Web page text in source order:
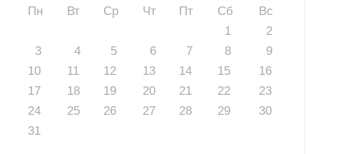
Пн Вт Ср Чт Пт Сб
Вс
1
2
3
4 5 6 7 8
9
10
11 12 13 14 15
16
17
18 19 20 21 22
23
24
25 26 27 28 29
30
31